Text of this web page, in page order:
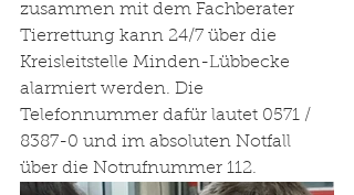
zusammen mit dem Fachberater
Tierrettung kann 24/7 über die
Kreisleitstelle Minden-Lübbecke
alarmiert werden. Die
Telefonnummer dafür lautet 0571 /
8387-0 und im absoluten Notfall
über die Notrufnummer 112.